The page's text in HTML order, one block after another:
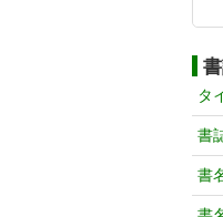
タ
書
書